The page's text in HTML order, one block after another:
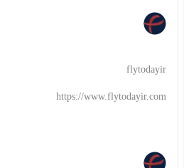
flytodayir
https://www.flytodayir.com